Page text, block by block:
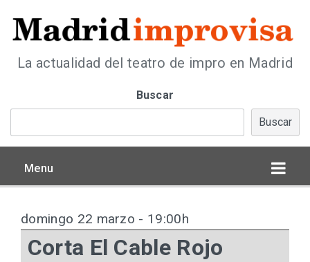
La actualidad del teatro de impro en Madrid
Buscar
Buscar
Menu
domingo 22 marzo - 19:00h
Corta El Cable Rojo